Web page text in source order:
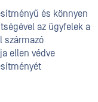
és könnyen
az ügyfelek a
származó
ellen védve